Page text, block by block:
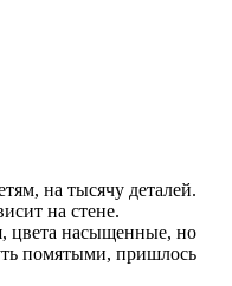
на тысячу деталей.
на стене.
цвета насыщенные, но
помятыми, пришлось